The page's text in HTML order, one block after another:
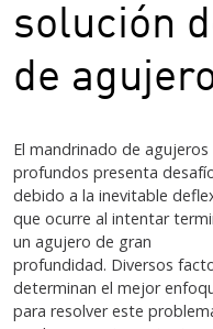
solución
de
El mandrinado de agujeros
profundos presenta
debido a la inevitable
que ocurre al intentar
un agujero de gran
profundidad. Diversos
determinan el mejor
para resolver este